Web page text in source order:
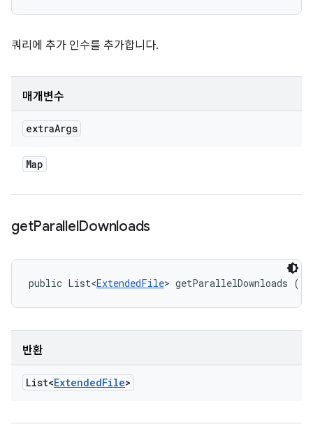
쿼리에 추가 인수를 추가합니다.
매개변수
extraArgs
Map
getParallelDownloads
public List<ExtendedFile> getParallelDownloads ()
반환
List<ExtendedFile>